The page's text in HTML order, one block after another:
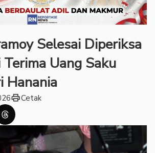
Selesai Diperiksa
Uang Saku
Hanania
printCetak